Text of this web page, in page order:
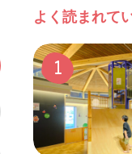
よく読まれて
1